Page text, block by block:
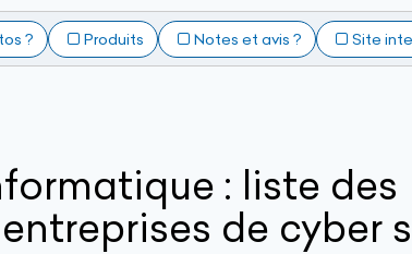
? Produits Notes et avis ? Site
: liste des
de cyber